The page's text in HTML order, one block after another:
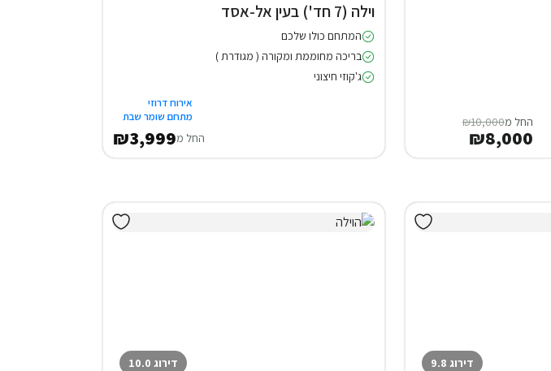
החל מ₪10,000
₪8,000
וילה (7 חד') בעין אל-אסד
המתחם כולו שלכם
בריכה מחוממת ומקורה ( מגודרת )
ג'קוזי חיצוני
אירוח דרוזי
מתחם שומר שבת
החל מ₪3,999
דירוג 9.8 דירוג 10.0